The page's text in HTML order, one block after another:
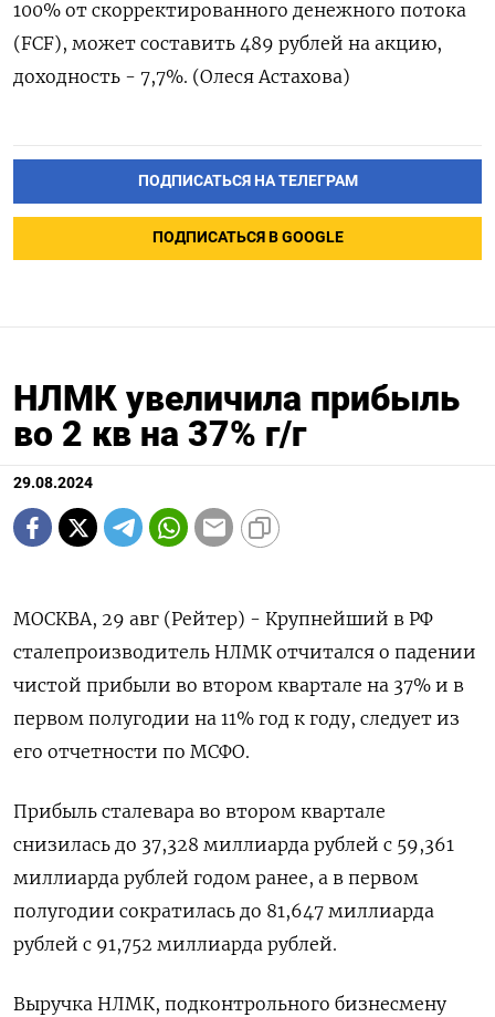
100% от скорректированного денежного потока
(FCF), может составить 489 рублей на акцию,
доходность - 7,7%. (Олеся Астахова)
ПОДПИСАТЬСЯ НА ТЕЛЕГРАМ
ПОДПИСАТЬСЯ В GOOGLE
НЛМК увеличила прибыль
во 2 кв на 37% г/г
29.08.2024
МОСКВА, 29 авг (Рейтер) - Крупнейший в РФ
сталепроизводитель НЛМК отчитался о падении
чистой прибыли во втором квартале на 37% и в
первом полугодии на 11% год к году, следует из
его отчетности по МСФО.
Прибыль сталевара во втором квартале
снизилась до 37,328 миллиарда рублей с 59,361
миллиарда рублей годом ранее, а в первом
полугодии сократилась до 81,647 миллиарда
рублей с 91,752 миллиарда рублей.
Выручка НЛМК, подконтрольного бизнесмену